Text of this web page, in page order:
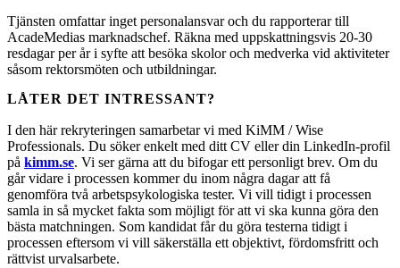
Tjänsten omfattar inget personalansvar och du rapporterar till
AcadeMedias marknadschef. Räkna med uppskattningsvis 20-30
resdagar per år i syfte att besöka skolor och medverka vid aktiviteter
såsom rektorsmöten och utbildningar.
LÅTER DET INTRESSANT?
I den här rekryteringen samarbetar vi med KiMM / Wise
Professionals. Du söker enkelt med ditt CV eller din LinkedIn-profil
på kimm.se. Vi ser gärna att du bifogar ett personligt brev. Om du
går vidare i processen kommer du inom några dagar att få
genomföra två arbetspsykologiska tester. Vi vill tidigt i processen
samla in så mycket fakta som möjligt för att vi ska kunna göra den
bästa matchningen. Som kandidat får du göra testerna tidigt i
processen eftersom vi vill säkerställa ett objektivt, fördomsfritt och
rättvist urvalsarbete.